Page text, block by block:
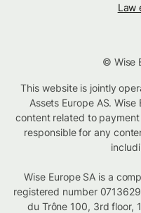
Law
© Wise
This website is jointly
Assets Europe AS.
content related to payment
responsible for any
Wise Europe SA is a
registered number
du Trône 100, 3rd floor,